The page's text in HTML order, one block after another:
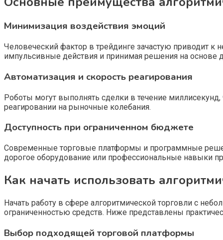
Минимизация воздействия эмоций
Человеческий фактор в трейдинге зачастую приводит
импульсивные действия и принимая решения на основе
Автоматизация и скорость реагирования
Роботы могут выполнять сделки в течение
реагировании на рыночные колебания.
Доступность при ограниченном бюджете
Современные торговые платформы и программные
дорогое оборудование или профессиональные навыки
Как начать использовать
Начать работу в сфере алгоритмической торговли с
ограниченностью средств. Ниже представлены
Выбор подходящей торговой платформы